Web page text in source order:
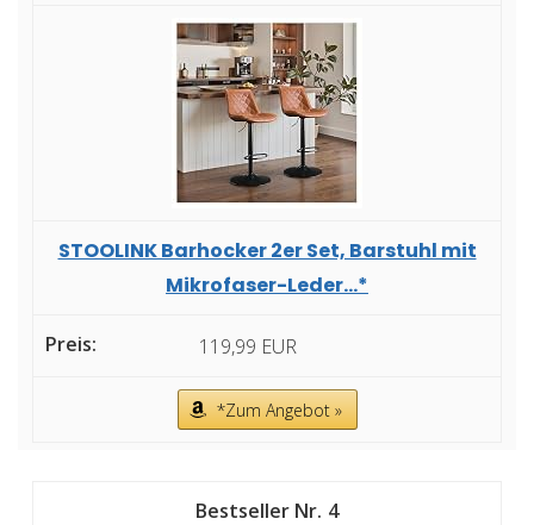
STOOLINK Barhocker 2er Set, Barstuhl mit
Mikrofaser-Leder...*
119,99 EUR
*Zum Angebot »
4